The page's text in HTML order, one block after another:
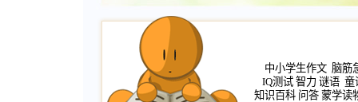
中小学生作文 脑筋
IQ测试 智力 谜语 童
知识百科 问答 蒙学读